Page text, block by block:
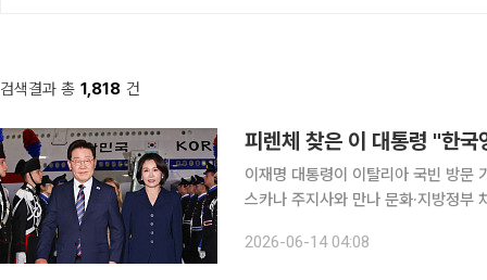
검색결과 총 1,818 건
피렌체 찾은 이 대통령 "한국
이재명 대통령이 이탈리아 국빈 방문
스카나 주지사와 만나 문화·지방정부 차원의 협력
방문은 이탈리아 정부의 국빈 예우 관
2026-06-14 04:08